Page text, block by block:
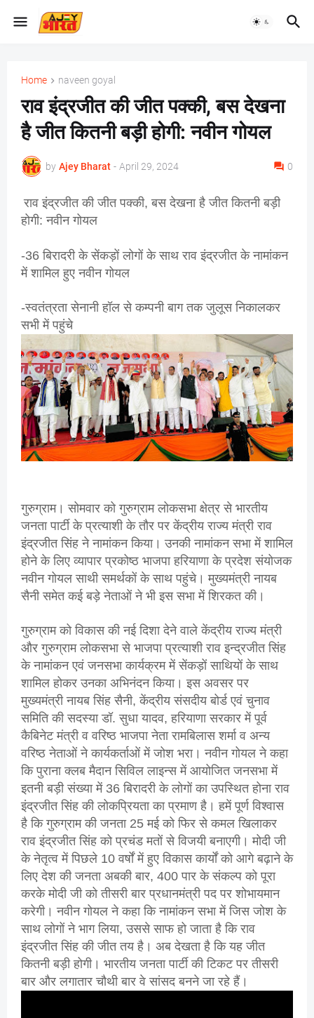
Home naveen goyal
राव इंद्रजीत की जीत पक्की, बस देखना
है जीत कितनी बड़ी होगी: नवीन गोयल
by Ajey Bharat - April 29, 2024 0
राव इंद्रजीत की जीत पक्की, बस देखना है जीत कितनी बड़ी
होगी: नवीन गोयल
-36 बिरादरी के सेंकड़ों लोगों के साथ राव इंद्रजीत के नामांकन
में शामिल हुए नवीन गोयल
-स्वतंत्रता सेनानी हॉल से कम्पनी बाग तक जुलूस निकालकर
सभी में पहुंचे
गुरुग्राम। सोमवार को गुरुग्राम लोकसभा क्षेत्र से भारतीय
जनता पार्टी के प्रत्याशी के तौर पर केंद्रीय राज्य मंत्री राव
इंद्रजीत सिंह ने नामांकन किया। उनकी नामांकन सभा में शामिल
होने के लिए व्यापार प्रकोष्ठ भाजपा हरियाणा के प्रदेश संयोजक
नवीन गोयल साथी समर्थकों के साथ पहुंचे। मुख्यमंत्री नायब
सैनी समेत कई बड़े नेताओं ने भी इस सभा में शिरकत की।
गुरुग्राम को विकास की नई दिशा देने वाले केंद्रीय राज्य मंत्री
और गुरुग्राम लोकसभा से भाजपा प्रत्याशी राव इन्द्रजीत सिंह
के नामांकन एवं जनसभा कार्यक्रम में सेंकड़ों साथियों के साथ
शामिल होकर उनका अभिनंदन किया। इस अवसर पर
मुख्यमंत्री नायब सिंह सैनी, केंद्रीय संसदीय बोर्ड एवं चुनाव
समिति की सदस्या डॉ. सुधा यादव, हरियाणा सरकार में पूर्व
कैबिनेट मंत्री व वरिष्ठ भाजपा नेता रामबिलास शर्मा व अन्य
वरिष्ठ नेताओं ने कार्यकर्ताओं में जोश भरा। नवीन गोयल ने कहा
कि पुराना क्लब मैदान सिविल लाइन्स में आयोजित जनसभा में
इतनी बड़ी संख्या में 36 बिरादरी के लोगों का उपस्थित होना राव
इंद्रजीत सिंह की लोकप्रियता का प्रमाण है। हमें पूर्ण विश्वास
है कि गुरुग्राम की जनता 25 मई को फिर से कमल खिलाकर
राव इंद्रजीत सिंह को प्रचंड मतों से विजयी बनाएगी। मोदी जी
के नेतृत्व में पिछले 10 वर्षों में हुए विकास कार्यों को आगे बढ़ाने के
लिए देश की जनता अबकी बार, 400 पार के संकल्प को पूरा
करके मोदी जी को तीसरी बार प्रधानमंत्री पद पर शोभायमान
करेगी। नवीन गोयल ने कहा कि नामांकन सभा में जिस जोश के
साथ लोगों ने भाग लिया, उससे साफ हो जाता है कि राव
इंद्रजीत सिंह की जीत तय है। अब देखता है कि यह जीत
कितनी बड़ी होगी। भारतीय जनता पार्टी की टिकट पर तीसरी
बार और लगातार चौथी बार वे सांसद बनने जा रहे हैं।